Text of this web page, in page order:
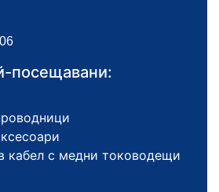
посещавани:
кабел с медни тоководещи